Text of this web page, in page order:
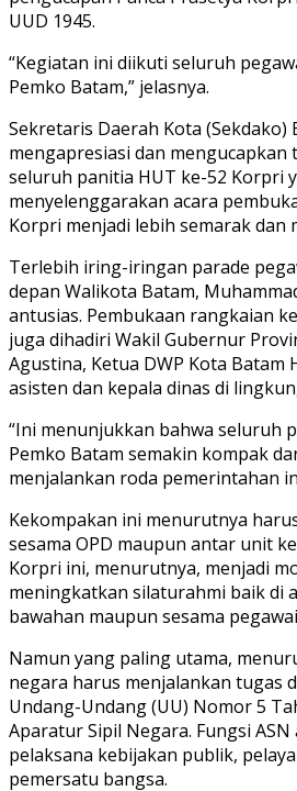
UUD 1945.
“Kegiatan ini diikuti seluruh
Pemko Batam,” jelasnya.
Sekretaris Daerah Kota (Sekdako)
mengapresiasi dan mengucapkan
seluruh panitia HUT ke-52 Korpri
menyelenggarakan acara
Korpri menjadi lebih semarak dan
Terlebih iring-iringan parade
depan Walikota Batam,
antusias. Pembukaan rangkaian
juga dihadiri Wakil Gubernur
Agustina, Ketua DWP Kota Batam
asisten dan kepala dinas di
“Ini menunjukkan bahwa seluruh
Pemko Batam semakin kompak
menjalankan roda pemerintahan
Kekompakan ini menurutnya
sesama OPD maupun antar unit
Korpri ini, menurutnya, menjadi
meningkatkan silaturahmi baik di
bawahan maupun sesama
Namun yang paling utama,
negara harus menjalankan tugas
Undang-Undang (UU) Nomor 5
Aparatur Sipil Negara. Fungsi ASN
pelaksana kebijakan publik,
pemersatu bangsa.